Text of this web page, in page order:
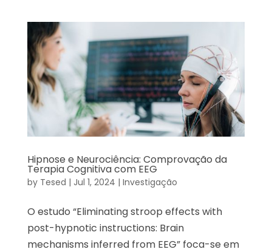
Hipnose e Neurociência: Comprovação da
Terapia Cognitiva com EEG
by Tesed | Jul 1, 2024 | Investigação
O estudo “Eliminating stroop effects with
post-hypnotic instructions: Brain
mechanisms inferred from EEG” foca-se em